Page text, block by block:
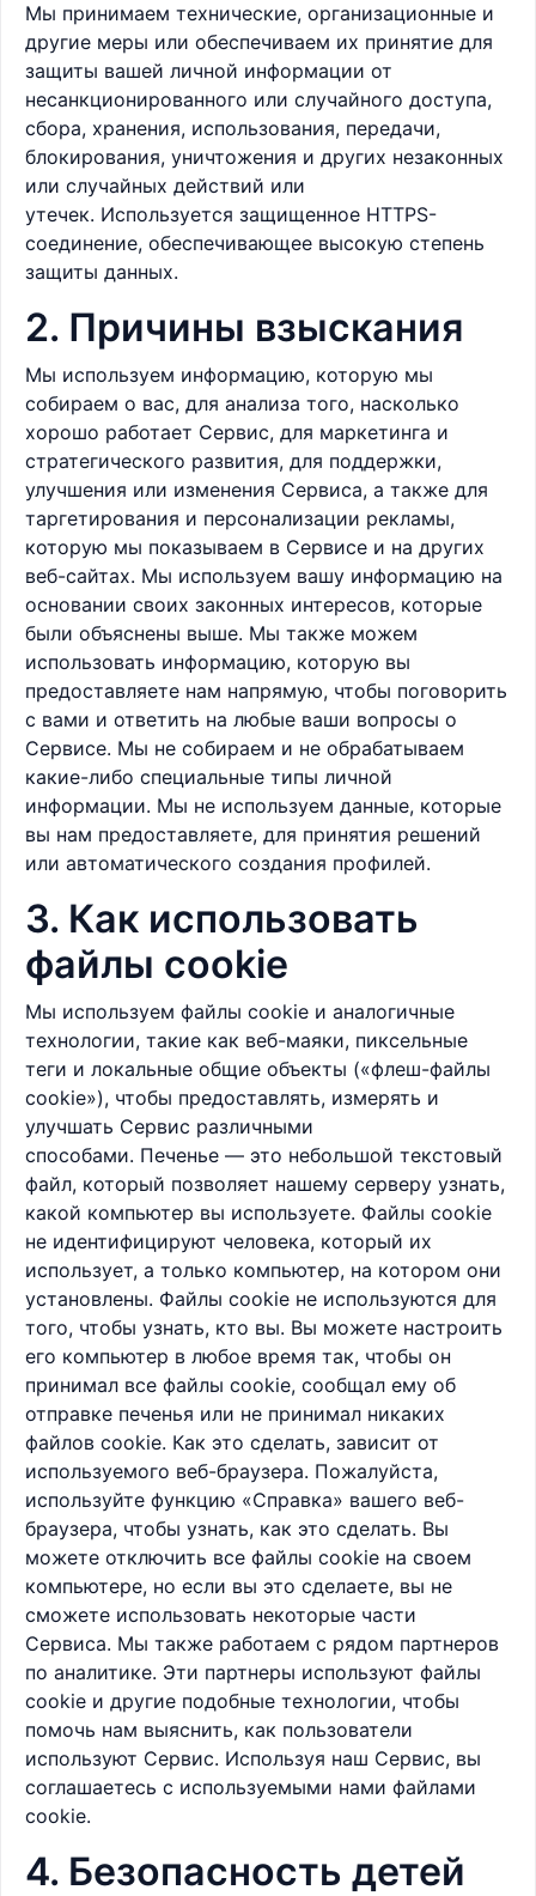
Мы принимаем технические, организационные и
другие меры или обеспечиваем их принятие для
защиты вашей личной информации от
несанкционированного или случайного доступа,
сбора, хранения, использования, передачи,
блокирования, уничтожения и других незаконных
или случайных действий или
утечек. Используется защищенное HTTPS-
соединение, обеспечивающее высокую степень
защиты данных.
2. Причины взыскания
Мы используем информацию, которую мы
собираем о вас, для анализа того, насколько
хорошо работает Сервис, для маркетинга и
стратегического развития, для поддержки,
улучшения или изменения Сервиса, а также для
таргетирования и персонализации рекламы,
которую мы показываем в Сервисе и на других
веб-сайтах. Мы используем вашу информацию на
основании своих законных интересов, которые
были объяснены выше. Мы также можем
использовать информацию, которую вы
предоставляете нам напрямую, чтобы поговорить
с вами и ответить на любые ваши вопросы о
Сервисе. Мы не собираем и не обрабатываем
какие-либо специальные типы личной
информации. Мы не используем данные, которые
вы нам предоставляете, для принятия решений
или автоматического создания профилей.
3. Как использовать
файлы cookie
Мы используем файлы cookie и аналогичные
технологии, такие как веб-маяки, пиксельные
теги и локальные общие объекты («флеш-файлы
cookie»), чтобы предоставлять, измерять и
улучшать Сервис различными
способами. Печенье — это небольшой текстовый
файл, который позволяет нашему серверу узнать,
какой компьютер вы используете. Файлы cookie
не идентифицируют человека, который их
использует, а только компьютер, на котором они
установлены. Файлы cookie не используются для
того, чтобы узнать, кто вы. Вы можете настроить
его компьютер в любое время так, чтобы он
принимал все файлы cookie, сообщал ему об
отправке печенья или не принимал никаких
файлов cookie. Как это сделать, зависит от
используемого веб-браузера. Пожалуйста,
используйте функцию «Справка» вашего веб-
браузера, чтобы узнать, как это сделать. Вы
можете отключить все файлы cookie на своем
компьютере, но если вы это сделаете, вы не
сможете использовать некоторые части
Сервиса. Мы также работаем с рядом партнеров
по аналитике. Эти партнеры используют файлы
cookie и другие подобные технологии, чтобы
помочь нам выяснить, как пользователи
используют Сервис. Используя наш Сервис, вы
соглашаетесь с используемыми нами файлами
cookie.
4. Безопасность детей